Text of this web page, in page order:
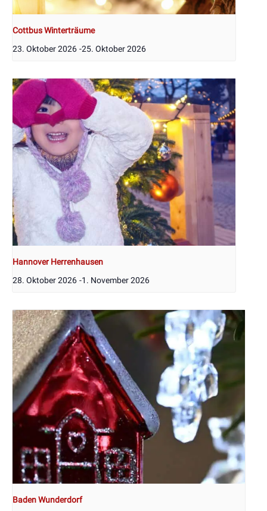
Cottbus Winterträume
23. Oktober 2026 -25. Oktober 2026
Hannover Herrenhausen
28. Oktober 2026 -1. November 2026
Baden Wunderdorf